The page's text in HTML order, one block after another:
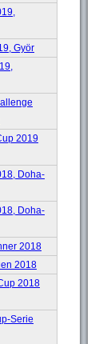
Györ
2019
Doha-
Doha-
2018
2018
2018
Serie